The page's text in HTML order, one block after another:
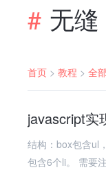
# 无缝
首页 > 教程 > 全
javascript实
结构：box包含ul
包含6个li。 需要